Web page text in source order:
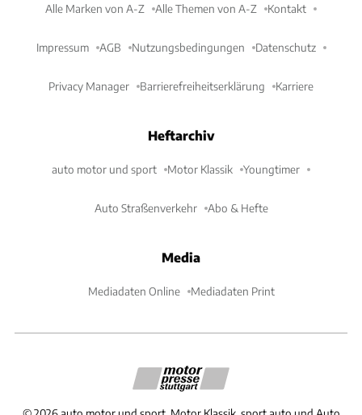
Alle Marken von A-Z Alle Themen von A-Z Kontakt
Impressum AGB Nutzungsbedingungen Datenschutz
Privacy Manager Barrierefreiheitserklärung Karriere
Heftarchiv
auto motor und sport Motor Klassik Youngtimer
Auto Straßenverkehr Abo & Hefte
Media
Mediadaten Online Mediadaten Print